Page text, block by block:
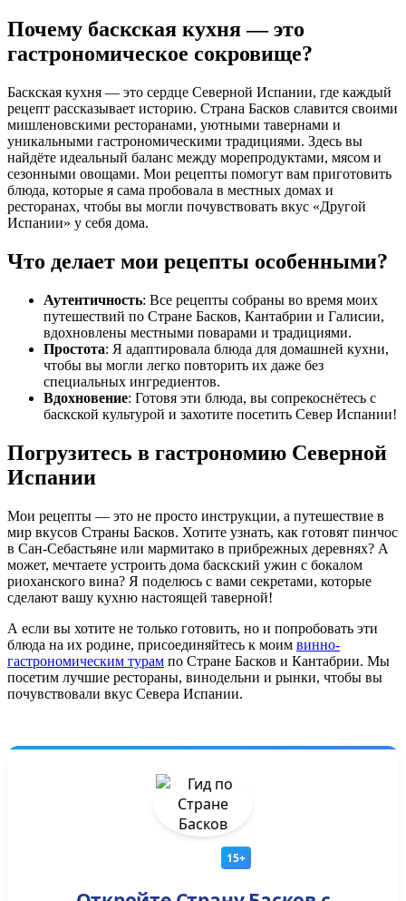
Почему баскская кухня — это
гастрономическое сокровище?
Баскская кухня — это сердце Северной Испании, где каждый
рецепт рассказывает историю. Страна Басков славится своими
мишленовскими ресторанами, уютными тавернами и
уникальными гастрономическими традициями. Здесь вы
найдёте идеальный баланс между морепродуктами, мясом и
сезонными овощами. Мои рецепты помогут вам приготовить
блюда, которые я сама пробовала в местных домах и
ресторанах, чтобы вы могли почувствовать вкус «Другой
Испании» у себя дома.
Что делает мои рецепты особенными?
Аутентичность: Все рецепты собраны во время моих
путешествий по Стране Басков, Кантабрии и Галисии,
вдохновлены местными поварами и традициями.
Простота: Я адаптировала блюда для домашней кухни,
чтобы вы могли легко повторить их даже без
специальных ингредиентов.
Вдохновение: Готовя эти блюда, вы сопрекоснётесь с
баскской культурой и захотите посетить Север Испании!
Погрузитесь в гастрономию Северной
Испании
Мои рецепты — это не просто инструкции, а путешествие в
мир вкусов Страны Басков. Хотите узнать, как готовят пинчос
в Сан-Себастьяне или мармитако в прибрежных деревнях? А
может, мечтаете устроить дома баскский ужин с бокалом
риоханского вина? Я поделюсь с вами секретами, которые
сделают вашу кухню настоящей таверной!
А если вы хотите не только готовить, но и попробовать эти
блюда на их родине, присоединяйтесь к моим винно-
гастрономическим турам по Стране Басков и Кантабрии. Мы
посетим лучшие рестораны, винодельни и рынки, чтобы вы
почувствовали вкус Севера Испании.
15+